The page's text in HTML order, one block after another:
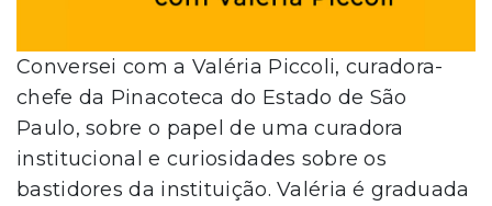
Conversei com a Valéria Piccoli, curadora-
chefe da Pinacoteca do Estado de São
Paulo, sobre o papel de uma curadora
institucional e curiosidades sobre os
bastidores da instituição. Valéria é graduada